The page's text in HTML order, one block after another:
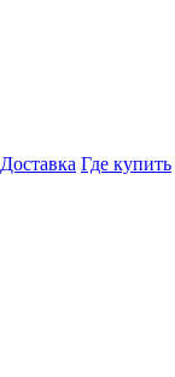
Доставка Где купить